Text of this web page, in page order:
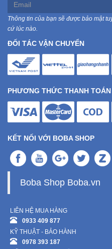
Thông tin của bạn sẽ được bảo mật
cứ lúc nào.
ĐỐI TÁC VẬN CHUYỂN
PHƯƠNG THỨC THANH TOÁN
KẾT NỐI VỚI BOBA SHOP
Boba Shop Boba.vn
LIÊN HỆ MUA HÀNG
0933 409 877
KỸ THUẬT - BẢO HÀNH
0978 393 187